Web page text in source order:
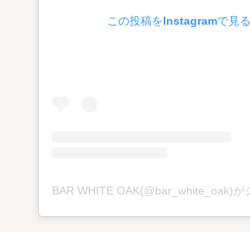
この投稿をInstagramで見る